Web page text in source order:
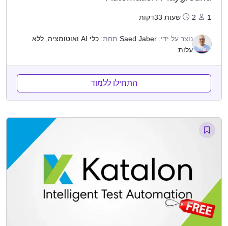
1 2שעות 33דקות
נוצר על ידי: Saed Jaber תחת: כלי AI ואוטומציה , ללא
עלות
התחילו ללמוד